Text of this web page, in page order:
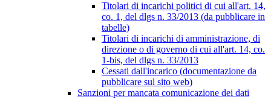
Titolari di incarichi politici di cui all'art. 14,
co. 1, del dlgs n. 33/2013 (da pubblicare in
tabelle)
Titolari di incarichi di amministrazione, di
direzione o di governo di cui all'art. 14, co.
1-bis, del dlgs n. 33/2013
Cessati dall'incarico (documentazione da
pubblicare sul sito web)
Sanzioni per mancata comunicazione dei dati